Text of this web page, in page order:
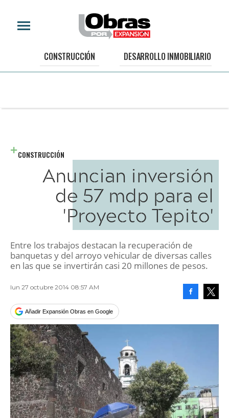
CONSTRUCCIÓN DESARROLLO INMOBILIARIO
CONSTRUCCIÓN
Anuncian inversión
de 57 mdp para el
'Proyecto Tepito'
Entre los trabajos destacan la recuperación de
banquetas y del arroyo vehicular de diversas calles
en las que se invertirán casi 20 millones de pesos.
lun 27 octubre 2014 08:57 AM
Añadir Expansión Obras en Google